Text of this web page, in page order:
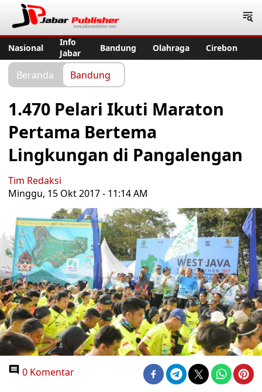
Nasional
Info
Jabar
Bandung Olahraga Cirebon
Beranda Bandung
1.470 Pelari Ikuti Maraton
Pertama Bertema
Lingkungan di Pangalengan
Tim Redaksi
Minggu, 15 Okt 2017 - 11:14 AM
0 Komentar